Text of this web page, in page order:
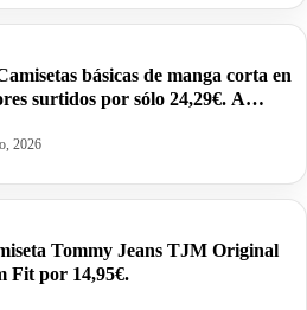
básicas de manga corta en
surtidos por sólo 24,29€. A
2026
Tommy Jeans TJM Original
Fit por 14,95€.